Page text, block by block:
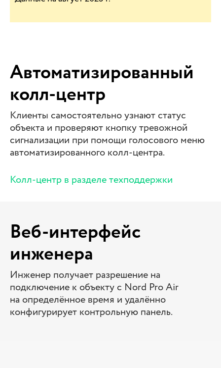
Автоматизированный
колл-центр
Клиенты самостоятельно узнают статус
объекта и проверяют кнопку тревожной
сигнализации при помощи голосового меню
автоматизированного колл-центра.
Колл-центр в разделе техподдержки
Веб-интерфейс
инженера
Инженер получает разрешение на
подключение к объекту с Nord Pro Air
на определённое время и удалённо
конфигурирует контрольную панель.